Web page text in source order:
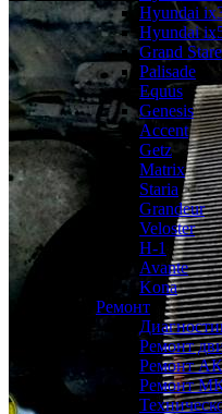
Hyundai
Hyundai
Grand
Palisade
Equus
Genesis
Accent
Getz
Matrix
Staria
Grandeur
Veloster
H-1
Avante
Kona
Ремонт
Ремонт
Ремонт
Ремонт